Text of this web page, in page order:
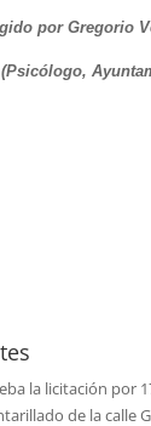
por Gregorio
(Psicólogo,
la licitación por
de la calle